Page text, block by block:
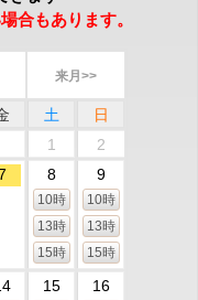
合もあります。
来月>>
土
日
1
2
8
10時
13時
15時
9
10時
13時
15時
15 16